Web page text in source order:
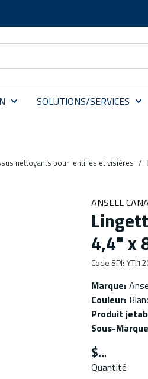
SOLUTIONS/SERVICES
nettoyants pour lentilles et visières /
ANSELL
4,4" x
Code SPI:
Marque:
Couleur:
Produit
Sous-Marque
$
Quantité